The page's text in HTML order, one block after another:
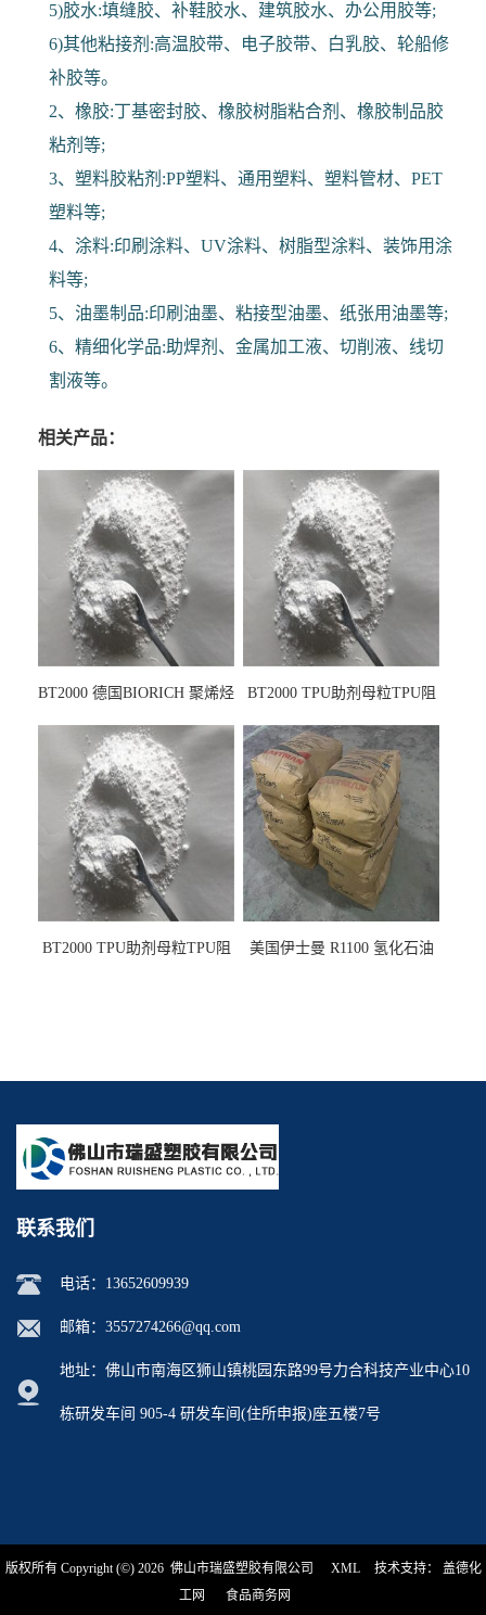
5)胶水:填缝胶、补鞋胶水、建筑胶水、办公用胶等;
6)其他粘接剂:高温胶带、电子胶带、白乳胶、轮船修
补胶等。
2、橡胶:丁基密封胶、橡胶树脂粘合剂、橡胶制品胶
粘剂等;
3、塑料胶粘剂:PP塑料、通用塑料、塑料管材、PET
塑料等;
4、涂料:印刷涂料、UV涂料、树脂型涂料、装饰用涂
料等;
5、油墨制品:印刷油墨、粘接型油墨、纸张用油墨等;
6、精细化学品:助焊剂、金属加工液、切削液、线切
割液等。
相关产品：
BT2000 德国BIORICH 聚烯烃
墨阻燃剂 TPU抗黄变剂 抗黄
变耐黄剂
BT2000 TPU助剂母粒TPU阻
剂雾面滑剂防粘剂 TPU抗黄
变剂 抗黄变耐黄剂
BT2000 TPU助剂母粒TPU阻
美国伊士曼 R1100 氢化石油
联系我们
电话： 13652609939
邮箱： 3557274266@qq.com
地址：佛山市南海区狮山镇桃园东路99号力合科技产业中心10
栋研发车间 905-4 研发车间(住所申报)座五楼7号
版权所有 Copyright (©) 2026 佛山市瑞盛塑胶有限公司 XML 技术支持： 盖德化
工网
食品商务网